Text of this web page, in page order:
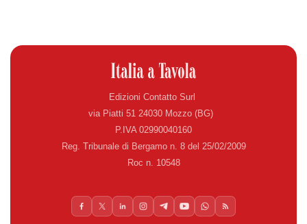
Edizioni Contatto Surl
via Piatti 51 24030 Mozzo (BG)
P.IVA 02990040160
Reg. Tribunale di Bergamo n. 8 del 25/02/2009
Roc n. 10548